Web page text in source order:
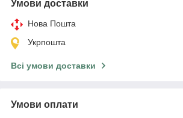
Умови доставки
Нова Пошта
Укрпошта
Всі умови доставки
Умови оплати